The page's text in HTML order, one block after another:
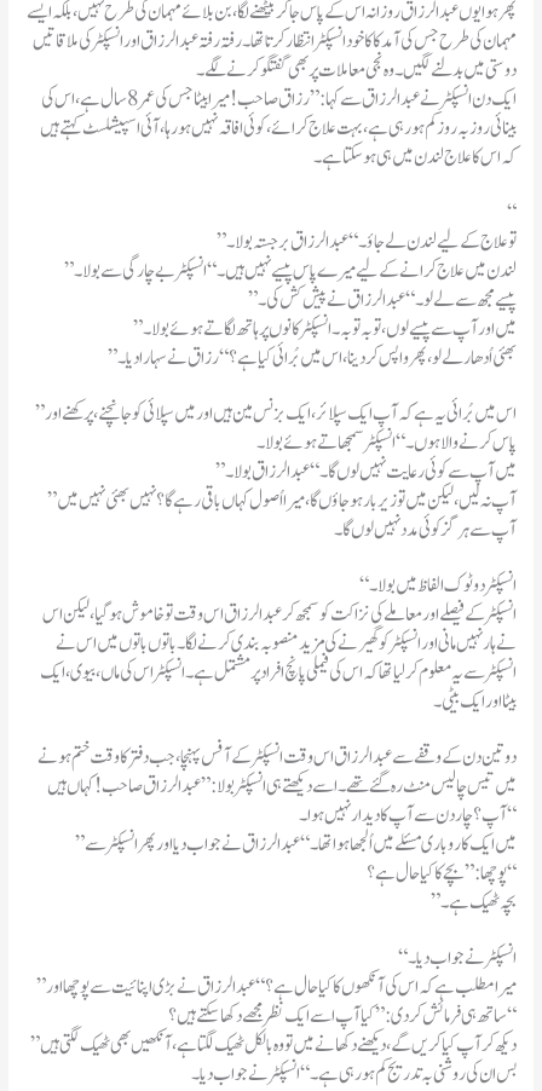
پھر ہوا یوں عبدالرزاق روزانہ اس کے پاس جا کر بیٹھنے لگا،بن بلائے مہمان کی طرح نہیں،بلکہ ایسے
مہمان کی طرح جس کی آمد کا کا خود انسپکٹر انتظار کرتا تھا۔رفتہ رفتہ عبدالرزاق اور انسپکٹر کی ملاقاتیں
دوستی میں بدلنے لگیں۔وہ نجی معاملات پر بھی گفتگو کرنے لگے۔
ایک دن انسپکٹر نے عبدالرزاق سے کہا:”رزاق صاحب!میرا بیٹا جس کی عمر 8سال ہے ،اس کی
بینائی روز بہ روزکم ہو رہی ہے ،بہت علاج کرائے ،کوئی افاقہ نہیں ہورہا ،آئی اسپیشلسٹ کہتے ہیں
کہ اس کا علاج لندن میں ہی ہو سکتا ہے ۔
“
”توعلاج کے لیے لندن لے جاؤ۔“عبدالرزاق برجستہ بولا۔
”لندن میں علاج کرانے کے لیے میرے پاس پیسے نہیں ہیں۔“انسپکٹر بے چارگی سے بولا۔
”پیسے مجھ سے لے لو۔“عبدالرزاق نے پیش کش کی۔
”میں اور آپ سے پیسے لوں ،توبہ توبہ۔انسپکٹر کانوں پرہاتھ لگاتے ہوئے بولا۔
”بھئی اُدھار لے لو،پھر واپس کردینا، اس میں بُرائی کیا ہے ؟“رزاق نے سہارا دیا۔
”اس میں بُرائی یہ ہے کہ آپ ایک سپلائر ،ایک بزنس مین ہیں اور میں سپلائی کو جانچنے،پرکھنے اور
پاس کرنے والا ہوں۔“انسپکٹر سمجھاتے ہوئے بولا۔
”میں آپ سے کوئی رعایت نہیں لوں گا۔“عبدالرزاق بولا۔
”آپ نہ لیں ،لیکن میں تو زیر بار ہو جاؤں گا،میرا اُصول کہاں باقی رہے گا؟نہیں بھئی نہیں میں
آپ سے ہر گز کوئی مدد نہیں لوں گا۔
“انسپکٹر دوٹوک الفاظ میں بولا۔
انسپکٹر کے فیصلے اور معاملے کی نزاکت کو سمجھ کر عبدالرزاق اس وقت تو خاموش ہو گیا ،لیکن اس
نے ہار نہیں مانی اور انسپکٹر کو گھیرنے کی مزید منصوبہ بندی کرنے لگا۔باتوں باتوں میں اس نے
انسپکٹر سے یہ معلوم کر لیا تھا کہ اس کی فیملی پانچ افراد پر مشتمل ہے ۔انسپکٹر اس کی ماں ،بیوی،ایک
بیٹا اور ایک بیٹی۔
دو تین دن کے وقفے سے عبدالرزاق اس وقت انسپکٹر کے آفس پہنچا،جب دفتر کا وقت ختم ہونے
میں تیس چالیس منٹ رہ گئے تھے۔اسے دیکھتے ہی انسپکٹر بولا:”عبد الرزاق صاحب!کہاں ہیں
آپ؟چاردن سے آپ کا دیدار نہیں ہوا۔“
”میں ایک کاروباری مسئلے میں اُلجھاہوا تھا۔“عبدالرزاق نے جواب دیا اور پھر انسپکٹر سے
پوچھا:”بچے کا کیا حال ہے؟“
”بچہ ٹھیک ہے ۔
“انسپکٹر نے جواب دیا۔
”میرامطلب ہے کہ اس کی آنکھوں کا کیا حا ل ہے؟“عبدا لرزاق نے بڑی اپنائیت سے پوچھا اور
ساتھ ہی فرمائش کردی:”کیا آپ اسے ایک نظر مجھے دکھا سکتے ہیں؟“
”دیکھ کر آپ کیا کریں گے ،دیکھنے دکھانے میں تو وہ بالکل ٹھیک لگتا ہے ،آنکھیں بھی ٹھیک لگتی ہیں
بس ان کی روشنی بہ تدریج کم ہورہی ہے ۔“انسپکٹر نے جواب دیا۔